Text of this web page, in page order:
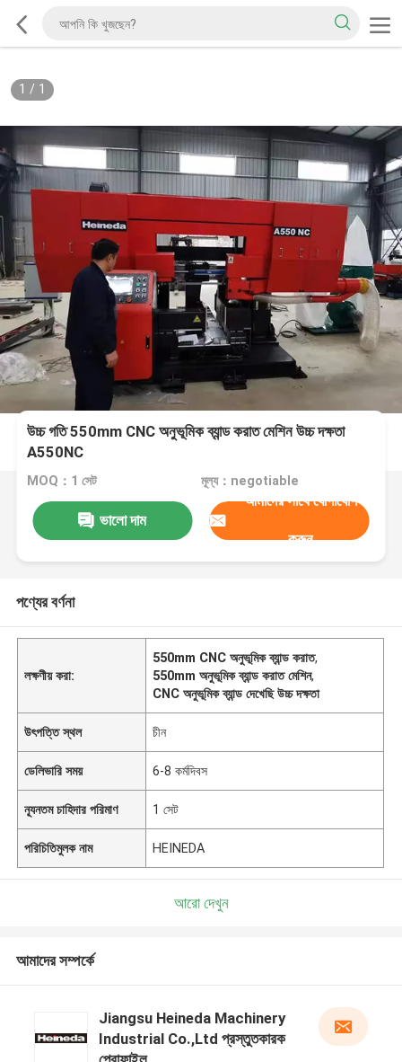
1 / 1
উচ্চ গতি 550mm CNC অনুভূমিক ব্যান্ড করাত মেশিন উচ্চ দক্ষতা
A550NC
MOQ：1 সেট মূল্য：negotiable
ভালো দাম
আমাদের সাথে যোগাযোগ
করুন
পণ্যের বর্ণনা
লক্ষণীয় করা:
550mm CNC অনুভূমিক ব্যান্ড করাত,
550mm অনুভূমিক ব্যান্ড করাত মেশিন,
CNC অনুভূমিক ব্যান্ড দেখেছি উচ্চ দক্ষতা
উৎপত্তি স্থল চীন
ডেলিভারি সময় 6-8 কর্মদিবস
ন্যূনতম চাহিদার পরিমাণ 1 সেট
পরিচিতিমুলক নাম HEINEDA
আরো দেখুন
আমাদের সম্পর্কে
Jiangsu Heineda Machinery
Industrial Co.,Ltd প্রস্তুতকারক